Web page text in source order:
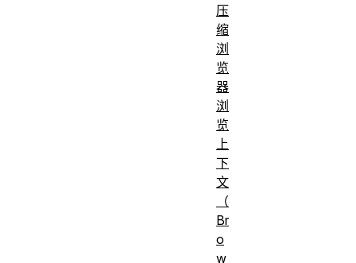
压
缩
浏
览
器
浏
览
上
下
文
（
Br
o
w